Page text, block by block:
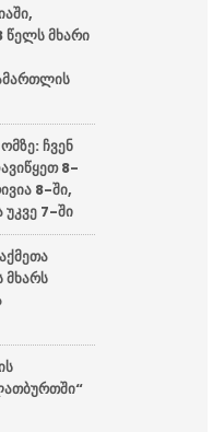
წელს მხარი
ჩვენ
8-
8-ში,
უკვე 7-ში
მხარს